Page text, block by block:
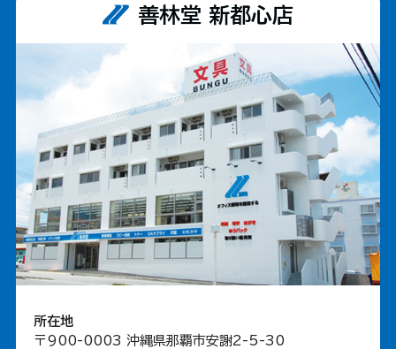
善林堂 新都心店
所在地
〒900-0003 沖縄県那覇市安謝2-5-30